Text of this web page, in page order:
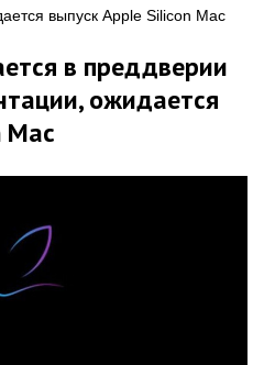
выпуск Apple Silicon Mac
в преддверии
ожидается
Mac